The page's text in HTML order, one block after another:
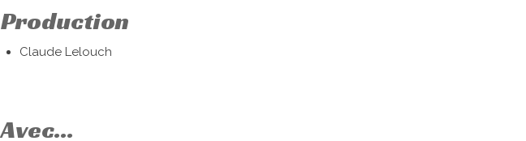
Production
Claude Lelouch
Avec...